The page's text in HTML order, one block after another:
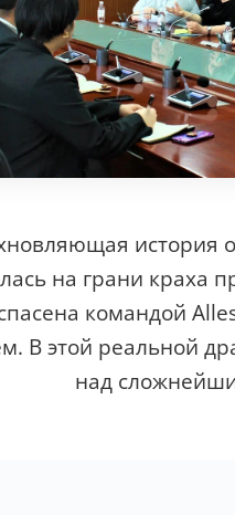
история
на грани краха
командой
В этой реальной
над